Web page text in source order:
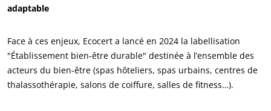
adaptable
Face à ces enjeux, Ecocert a lancé en 2024 la labellisation
"Établissement bien-être durable" destinée à l’ensemble des
acteurs du bien-être (spas hôteliers, spas urbains, centres de
thalassothérapie, salons de coiffure, salles de fitness…).